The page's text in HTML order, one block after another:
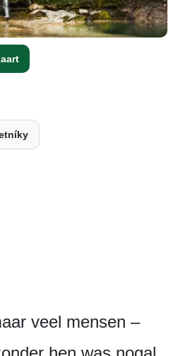
veel mensen –